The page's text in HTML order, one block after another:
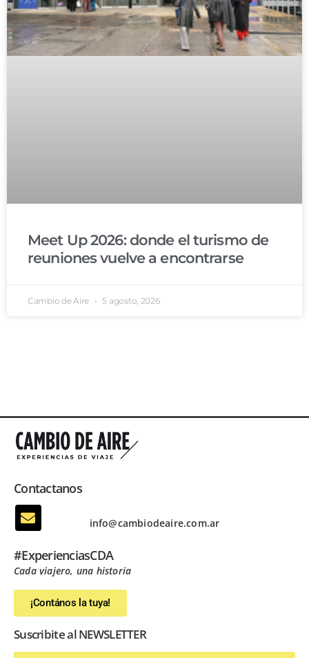
Meet Up 2026: donde el turismo de
reuniones vuelve a encontrarse
Cambio de Aire 5 agosto, 2026
Contactanos
info@cambiodeaire.com.ar
#ExperienciasCDA
Cada viajero, una historia
¡Contános la tuya!
Suscribite al NEWSLETTER